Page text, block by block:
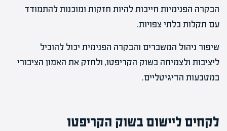
הבקרה הפנימיות חייבות להיות חזקות ומוכנות להתמודד
עם תקלות בלתי צפויות.
שיפור ניהול המשברים והבקרה הפנימית יכול להוביל
ליציבות ולצמיחה בשוק הקריפטו, ולחזק את האמון הציבורי
במטבעות הדיגיטליים.
לקחים ליישום בשוק הקריפטו